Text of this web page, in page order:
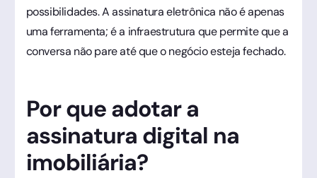
possibilidades. A assinatura eletrônica não é apenas
uma ferramenta; é a infraestrutura que permite que a
conversa não pare até que o negócio esteja fechado.
Por que adotar a
assinatura digital na
imobiliária?